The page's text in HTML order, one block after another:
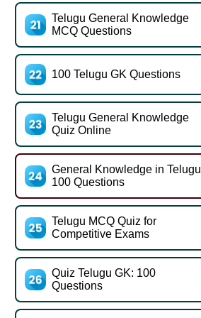
Telugu General Knowledge
MCQ Questions
100 Telugu GK Questions
Telugu General Knowledge
Quiz Online
General Knowledge in Telugu
100 Questions
Telugu MCQ Quiz for
Competitive Exams
Quiz Telugu GK: 100
Questions